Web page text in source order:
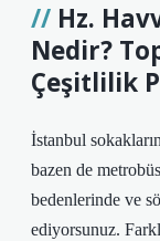
Hz.
Nedir?
Çeşitlilik
İstanbul
bazen de
bedenlerinde ve
ediyorsunuz.